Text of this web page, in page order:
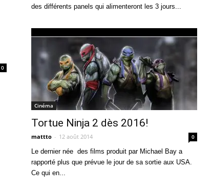
des différents panels qui alimenteront les 3 jours...
0
Cinéma
Tortue Ninja 2 dès 2016!
mattto - 12 août 2014 0
Le dernier née des films produit par Michael Bay a
rapporté plus que prévue le jour de sa sortie aux USA.
Ce qui en...